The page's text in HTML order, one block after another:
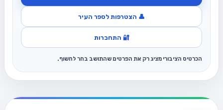
👤 הצטרפות לספר העיר
🔐 התחברות
הכרטיס הציבורי מציג רק את הפרטים שהתושב בחר לחשוף.